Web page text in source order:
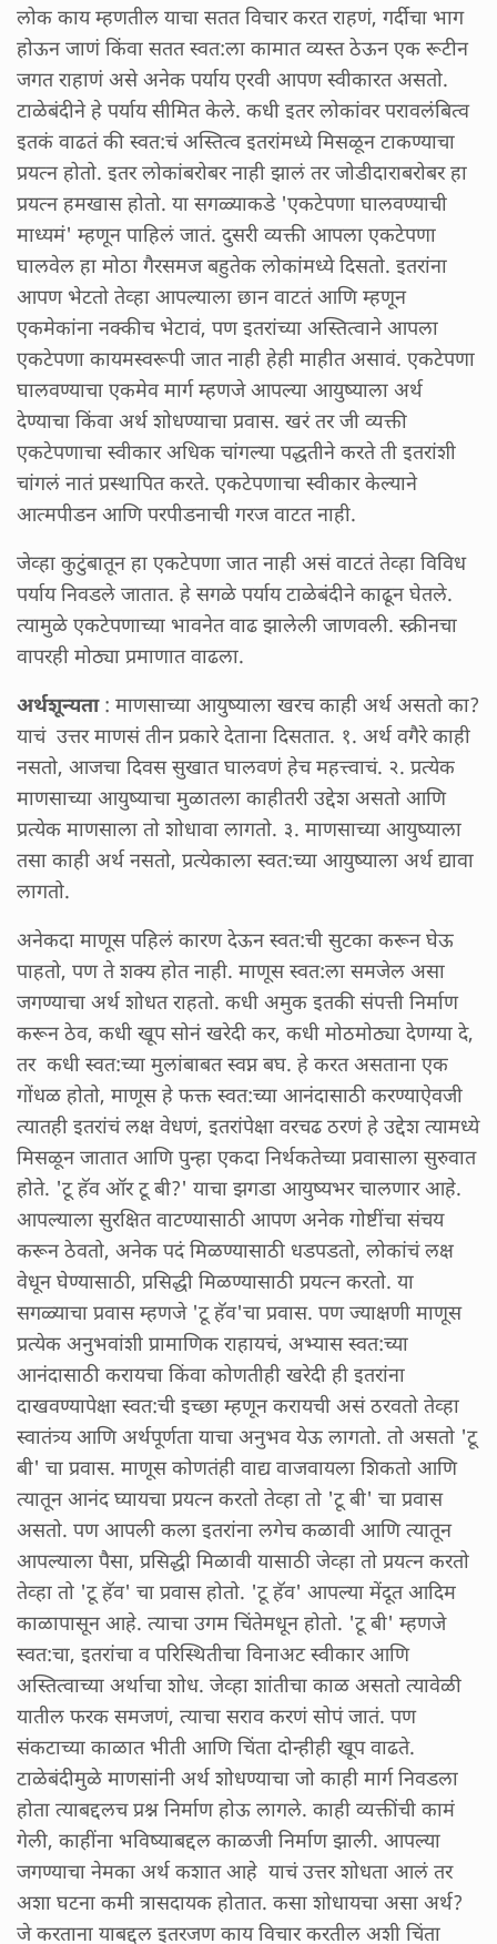
लोक काय म्हणतील याचा सतत विचार करत राहणं, गर्दीचा भाग
होऊन जाणं किंवा सतत स्वत:ला कामात व्यस्त ठेऊन एक रूटीन
जगत राहाणं असे अनेक पर्याय एरवी आपण स्वीकारत असतो.
टाळेबंदीने हे पर्याय सीमित केले. कधी इतर लोकांवर परावलंबित्व
इतकं वाढतं की स्वत:चं अस्तित्व इतरांमध्ये मिसळून टाकण्याचा
प्रयत्न होतो. इतर लोकांबरोबर नाही झालं तर जोडीदाराबरोबर हा
प्रयत्न हमखास होतो. या सगळ्याकडे 'एकटेपणा घालवण्याची
माध्यमं' म्हणून पाहिलं जातं. दुसरी व्यक्ती आपला एकटेपणा
घालवेल हा मोठा गैरसमज बहुतेक लोकांमध्ये दिसतो. इतरांना
आपण भेटतो तेव्हा आपल्याला छान वाटतं आणि म्हणून
एकमेकांना नक्कीच भेटावं, पण इतरांच्या अस्तित्वाने आपला
एकटेपणा कायमस्वरूपी जात नाही हेही माहीत असावं. एकटेपणा
घालवण्याचा एकमेव मार्ग म्हणजे आपल्या आयुष्याला अर्थ
देण्याचा किंवा अर्थ शोधण्याचा प्रवास. खरं तर जी व्यक्ती
एकटेपणाचा स्वीकार अधिक चांगल्या पद्धतीने करते ती इतरांशी
चांगलं नातं प्रस्थापित करते. एकटेपणाचा स्वीकार केल्याने
आत्मपीडन आणि परपीडनाची गरज वाटत नाही.
जेव्हा कुटुंबातून हा एकटेपणा जात नाही असं वाटतं तेव्हा विविध
पर्याय निवडले जातात. हे सगळे पर्याय टाळेबंदीने काढून घेतले.
त्यामुळे एकटेपणाच्या भावनेत वाढ झालेली जाणवली. स्क्रीनचा
वापरही मोठ्या प्रमाणात वाढला.
अर्थशून्यता: माणसाच्या आयुष्याला खरच काही अर्थ असतो का?
याचं उत्तर माणसं तीन प्रकारे देताना दिसतात. १. अर्थ वगैरे काही
नसतो, आजचा दिवस सुखात घालवणं हेच महत्त्वाचं. २. प्रत्येक
माणसाच्या आयुष्याचा मुळातला काहीतरी उद्देश असतो आणि
प्रत्येक माणसाला तो शोधावा लागतो. ३. माणसाच्या आयुष्याला
तसा काही अर्थ नसतो, प्रत्येकाला स्वत:च्या आयुष्याला अर्थ द्यावा
लागतो.
अनेकदा माणूस पहिलं कारण देऊन स्वत:ची सुटका करून घेऊ
पाहतो, पण ते शक्य होत नाही. माणूस स्वत:ला समजेल असा
जगण्याचा अर्थ शोधत राहतो. कधी अमुक इतकी संपत्ती निर्माण
करून ठेव, कधी खूप सोनं खरेदी कर, कधी मोठमोठ्या देणग्या दे,
तर कधी स्वत:च्या मुलांबाबत स्वप्न बघ. हे करत असताना एक
गोंधळ होतो, माणूस हे फक्त स्वत:च्या आनंदासाठी करण्याऐवजी
त्यातही इतरांचं लक्ष वेधणं, इतरांपेक्षा वरचढ ठरणं हे उद्देश त्यामध्ये
मिसळून जातात आणि पुन्हा एकदा निर्थकतेच्या प्रवासाला सुरुवात
होते. 'टू हॅव ऑर टू बी?' याचा झगडा आयुष्यभर चालणार आहे.
आपल्याला सुरक्षित वाटण्यासाठी आपण अनेक गोष्टींचा संचय
करून ठेवतो, अनेक पदं मिळण्यासाठी धडपडतो, लोकांचं लक्ष
वेधून घेण्यासाठी, प्रसिद्धी मिळण्यासाठी प्रयत्न करतो. या
सगळ्याचा प्रवास म्हणजे 'टू हॅव'चा प्रवास. पण ज्याक्षणी माणूस
प्रत्येक अनुभवांशी प्रामाणिक राहायचं, अभ्यास स्वत:च्या
आनंदासाठी करायचा किंवा कोणतीही खरेदी ही इतरांना
दाखवण्यापेक्षा स्वत:ची इच्छा म्हणून करायची असं ठरवतो तेव्हा
स्वातंत्र्य आणि अर्थपूर्णता याचा अनुभव येऊ लागतो. तो असतो 'टू
बी' चा प्रवास. माणूस कोणतंही वाद्य वाजवायला शिकतो आणि
त्यातून आनंद घ्यायचा प्रयत्न करतो तेव्हा तो 'टू बी' चा प्रवास
असतो. पण आपली कला इतरांना लगेच कळावी आणि त्यातून
आपल्याला पैसा, प्रसिद्धी मिळावी यासाठी जेव्हा तो प्रयत्न करतो
तेव्हा तो 'टू हॅव' चा प्रवास होतो. 'टू हॅव' आपल्या मेंदूत आदिम
काळापासून आहे. त्याचा उगम चिंतेमधून होतो. 'टू बी' म्हणजे
स्वत:चा, इतरांचा व परिस्थितीचा विनाअट स्वीकार आणि
अस्तित्वाच्या अर्थाचा शोध. जेव्हा शांतीचा काळ असतो त्यावेळी
यातील फरक समजणं, त्याचा सराव करणं सोपं जातं. पण
संकटाच्या काळात भीती आणि चिंता दोन्हीही खूप वाढते.
टाळेबंदीमुळे माणसांनी अर्थ शोधण्याचा जो काही मार्ग निवडला
होता त्याबद्दलच प्रश्न निर्माण होऊ लागले. काही व्यक्तींची कामं
गेली, काहींना भविष्याबद्दल काळजी निर्माण झाली. आपल्या
जगण्याचा नेमका अर्थ कशात आहे याचं उत्तर शोधता आलं तर
अशा घटना कमी त्रासदायक होतात. कसा शोधायचा असा अर्थ?
जे करताना याबद्दल इतरजण काय विचार करतील अशी चिंता